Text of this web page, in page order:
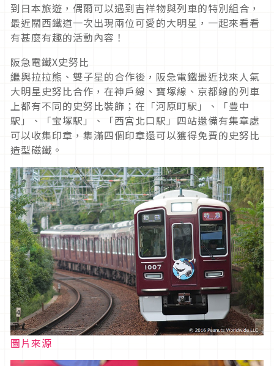
到日本旅遊，偶爾可以遇到吉祥物與列車的特別組合，
最近關西鐵道一次出現兩位可愛的大明星，一起來看看
有甚麼有趣的活動內容！
阪急電鐵X史努比
繼與拉拉熊、雙子星的合作後，阪急電鐵最近找來人氣
大明星史努比合作，在神戶線、寶塚線、京都線的列車
上都有不同的史努比裝飾；在「河原町駅」、「豊中
駅」、「宝塚駅」、「西宮北口駅」四站還備有集章處
可以收集印章，集滿四個印章還可以獲得免費的史努比
造型磁鐵。
圖片來源